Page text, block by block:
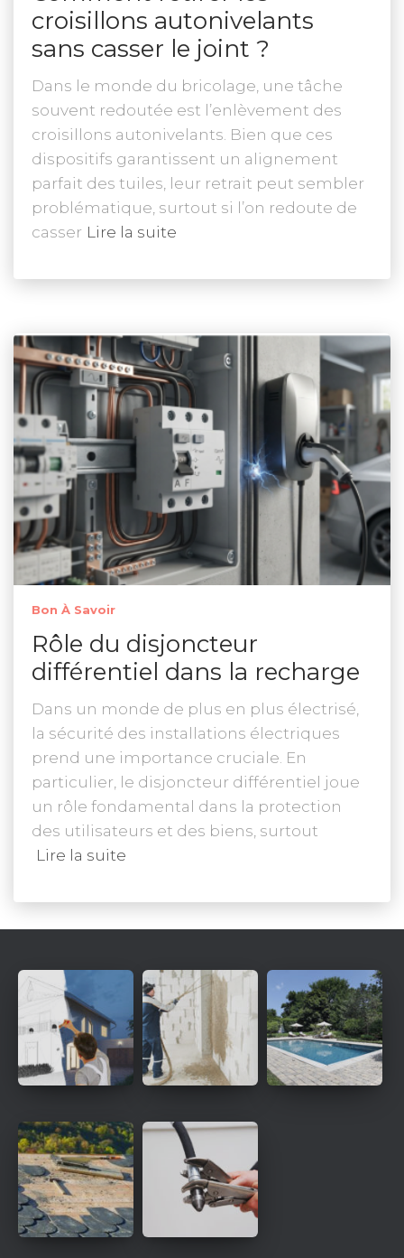
croisillons autonivelants
sans casser le joint ?
Dans le monde du bricolage, une tâche
souvent redoutée est l’enlèvement des
croisillons autonivelants. Bien que ces
dispositifs garantissent un alignement
parfait des tuiles, leur retrait peut sembler
problématique, surtout si l’on redoute de
casser Lire la suite
Bon À Savoir
Rôle du disjoncteur
différentiel dans la recharge
Dans un monde de plus en plus électrisé,
la sécurité des installations électriques
prend une importance cruciale. En
particulier, le disjoncteur différentiel joue
un rôle fondamental dans la protection
des utilisateurs et des biens, surtout
Lire la suite